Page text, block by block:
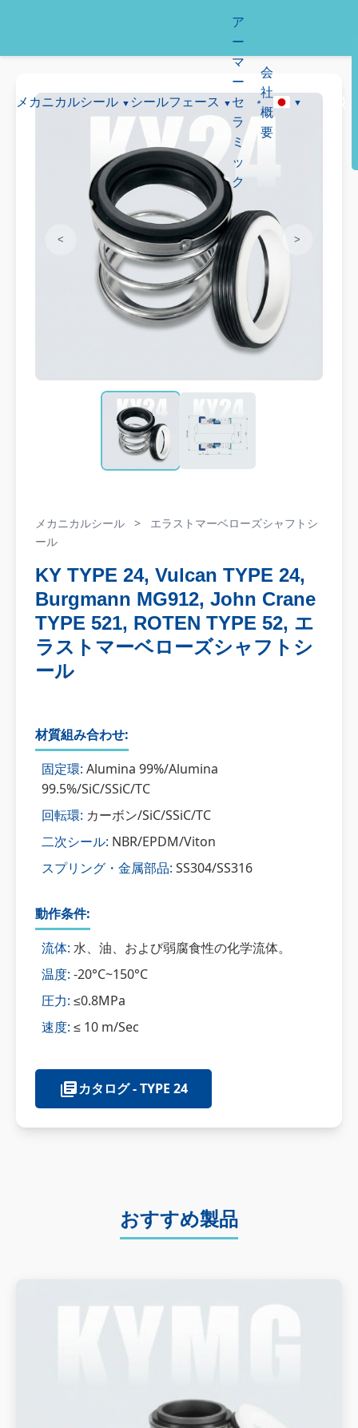
メカニカルシール シールフェース
ア
ー
マ
ー
セ
ラ
ミ
ッ
ク
会
社
概
要
< >
メカニカルシール >
エラストマーベローズシャフトシ
ール
KY TYPE 24, Vulcan TYPE 24,
Burgmann MG912, John Crane
TYPE 521, ROTEN TYPE 52, エ
ラストマーベローズシャフトシ
ール
材質組み合わせ:
固定環: Alumina 99%/Alumina
99.5%/SiC/SSiC/TC
回転環: カーボン/SiC/SSiC/TC
二次シール: NBR/EPDM/Viton
スプリング・金属部品: SS304/SS316
動作条件:
流体: 水、油、および弱腐食性の化学流体。
温度: -20°C~150°C
圧力: ≤0.8MPa
速度: ≤ 10 m/Sec
カタログ - TYPE 24
おすすめ製品